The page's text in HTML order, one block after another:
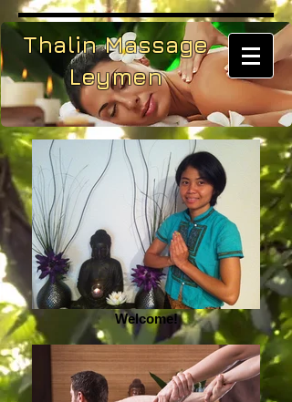
Thalin Massage
Leymen
Welcome!